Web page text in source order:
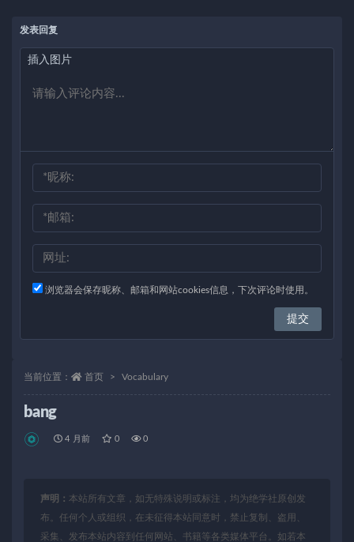
发表回复
插入图片
浏览器会保存昵称、邮箱和网站cookies信息，下次评论时使用。
当前位置： 首页 Vocabulary
bang
4 月前 0 0
声明： 本站所有文章，如无特殊说明或标注，均为绝学社原创发
布。任何个人或组织，在未征得本站同意时，禁止复制、盗用、
采集、发布本站内容到任何网站、书籍等各类媒体平台。如若本